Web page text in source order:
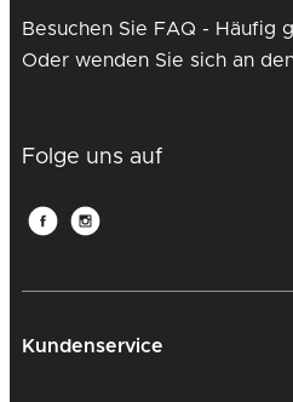
Besuchen Sie FAQ - Häufig
Oder wenden Sie sich an
Folge uns auf
Kundenservice